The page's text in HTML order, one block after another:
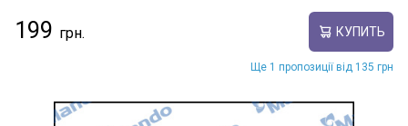
199 КУПИТЬ
Ще 1 пропозиції від 135 грн